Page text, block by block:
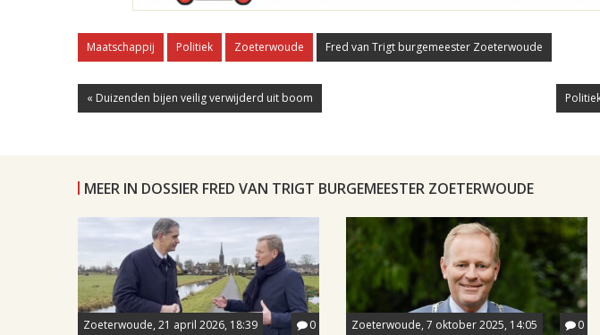
Maatschappij Politiek Zoeterwoude Fred van Trigt burgemeester Zoeterwoude
« Duizenden bijen veilig verwijderd uit boom
MEER IN DOSSIER FRED VAN TRIGT BURGEMEESTER ZOETERWOUDE
Zoeterwoude, 21 april 2026, 18:39 0 Zoeterwoude, 7 oktober 2025, 14:05 0